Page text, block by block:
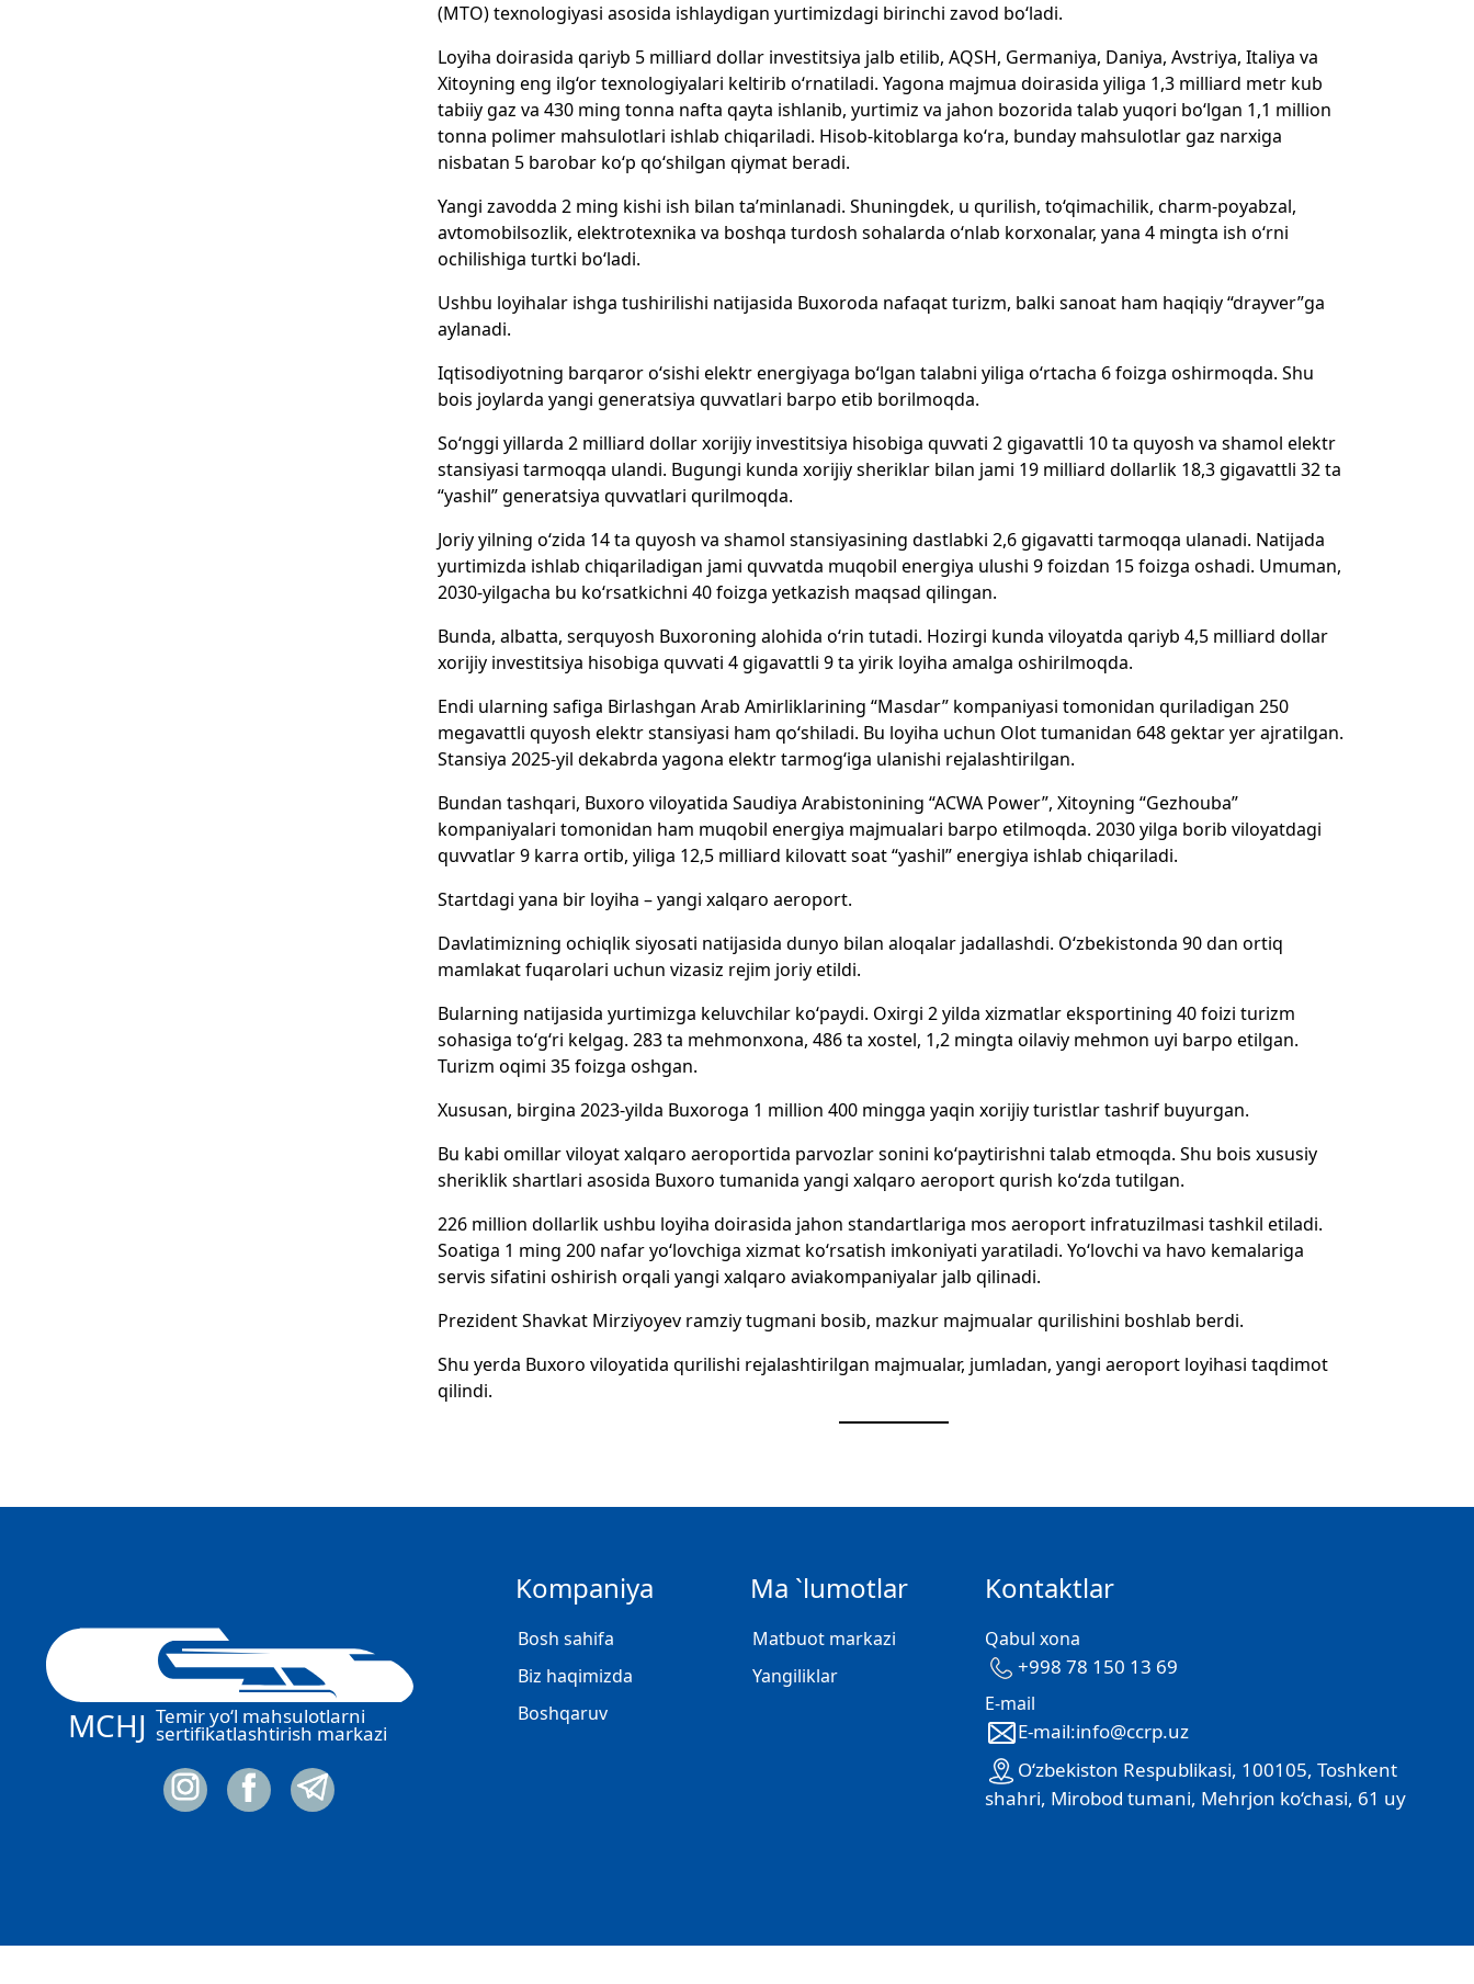
(MTO) texnologiyasi asosida ishlaydigan yurtimizdagi birinchi zavod bo‘ladi.
Loyiha doirasida qariyb 5 milliard dollar investitsiya jalb etilib, AQSH, Germaniya, Daniya, Avstriya, Italiya va
Xitoyning eng ilg‘or texnologiyalari keltirib o‘rnatiladi. Yagona majmua doirasida yiliga 1,3 milliard metr kub
tabiiy gaz va 430 ming tonna nafta qayta ishlanib, yurtimiz va jahon bozorida talab yuqori bo‘lgan 1,1 million
tonna polimer mahsulotlari ishlab chiqariladi. Hisob-kitoblarga ko‘ra, bunday mahsulotlar gaz narxiga
nisbatan 5 barobar ko‘p qo‘shilgan qiymat beradi.
Yangi zavodda 2 ming kishi ish bilan ta’minlanadi. Shuningdek, u qurilish, to‘qimachilik, charm-poyabzal,
avtomobilsozlik, elektrotexnika va boshqa turdosh sohalarda o‘nlab korxonalar, yana 4 mingta ish o‘rni
ochilishiga turtki bo‘ladi.
Ushbu loyihalar ishga tushirilishi natijasida Buxoroda nafaqat turizm, balki sanoat ham haqiqiy “drayver”ga
aylanadi.
Iqtisodiyotning barqaror o‘sishi elektr energiyaga bo‘lgan talabni yiliga o‘rtacha 6 foizga oshirmoqda. Shu
bois joylarda yangi generatsiya quvvatlari barpo etib borilmoqda.
So‘nggi yillarda 2 milliard dollar xorijiy investitsiya hisobiga quvvati 2 gigavattli 10 ta quyosh va shamol elektr
stansiyasi tarmoqqa ulandi. Bugungi kunda xorijiy sheriklar bilan jami 19 milliard dollarlik 18,3 gigavattli 32 ta
“yashil” generatsiya quvvatlari qurilmoqda.
Joriy yilning o‘zida 14 ta quyosh va shamol stansiyasining dastlabki 2,6 gigavatti tarmoqqa ulanadi. Natijada
yurtimizda ishlab chiqariladigan jami quvvatda muqobil energiya ulushi 9 foizdan 15 foizga oshadi. Umuman,
2030-yilgacha bu ko‘rsatkichni 40 foizga yetkazish maqsad qilingan.
Bunda, albatta, serquyosh Buxoroning alohida o‘rin tutadi. Hozirgi kunda viloyatda qariyb 4,5 milliard dollar
xorijiy investitsiya hisobiga quvvati 4 gigavattli 9 ta yirik loyiha amalga oshirilmoqda.
Endi ularning safiga Birlashgan Arab Amirliklarining “Masdar” kompaniyasi tomonidan quriladigan 250
megavattli quyosh elektr stansiyasi ham qo‘shiladi. Bu loyiha uchun Olot tumanidan 648 gektar yer ajratilgan.
Stansiya 2025-yil dekabrda yagona elektr tarmog‘iga ulanishi rejalashtirilgan.
Bundan tashqari, Buxoro viloyatida Saudiya Arabistonining “ACWA Power”, Xitoyning “Gezhouba”
kompaniyalari tomonidan ham muqobil energiya majmualari barpo etilmoqda. 2030 yilga borib viloyatdagi
quvvatlar 9 karra ortib, yiliga 12,5 milliard kilovatt soat “yashil” energiya ishlab chiqariladi.
Startdagi yana bir loyiha – yangi xalqaro aeroport.
Davlatimizning ochiqlik siyosati natijasida dunyo bilan aloqalar jadallashdi. O‘zbekistonda 90 dan ortiq
mamlakat fuqarolari uchun vizasiz rejim joriy etildi.
Bularning natijasida yurtimizga keluvchilar ko‘paydi. Oxirgi 2 yilda xizmatlar eksportining 40 foizi turizm
sohasiga to‘g‘ri kelgag. 283 ta mehmonxona, 486 ta xostel, 1,2 mingta oilaviy mehmon uyi barpo etilgan.
Turizm oqimi 35 foizga oshgan.
Xususan, birgina 2023-yilda Buxoroga 1 million 400 mingga yaqin xorijiy turistlar tashrif buyurgan.
Bu kabi omillar viloyat xalqaro aeroportida parvozlar sonini ko‘paytirishni talab etmoqda. Shu bois xususiy
sheriklik shartlari asosida Buxoro tumanida yangi xalqaro aeroport qurish ko‘zda tutilgan.
226 million dollarlik ushbu loyiha doirasida jahon standartlariga mos aeroport infratuzilmasi tashkil etiladi.
Soatiga 1 ming 200 nafar yo‘lovchiga xizmat ko‘rsatish imkoniyati yaratiladi. Yo‘lovchi va havo kemalariga
servis sifatini oshirish orqali yangi xalqaro aviakompaniyalar jalb qilinadi.
Prezident Shavkat Mirziyoyev ramziy tugmani bosib, mazkur majmualar qurilishini boshlab berdi.
Shu yerda Buxoro viloyatida qurilishi rejalashtirilgan majmualar, jumladan, yangi aeroport loyihasi taqdimot
qilindi.
MCHJ Temir yo‘l mahsulotlarni
sertifikatlashtirish markazi
Kompaniya
Bosh sahifa
Biz haqimizda
Boshqaruv
Ma `lumotlar
Matbuot markazi
Yangiliklar
Kontaktlar
Qabul xona
+998 78 150 13 69
E-mail
E-mail:info@ccrp.uz
O‘zbekiston Respublikasi, 100105, Toshkent
shahri, Mirobod tumani, Mehrjon ko‘chasi, 61 uy